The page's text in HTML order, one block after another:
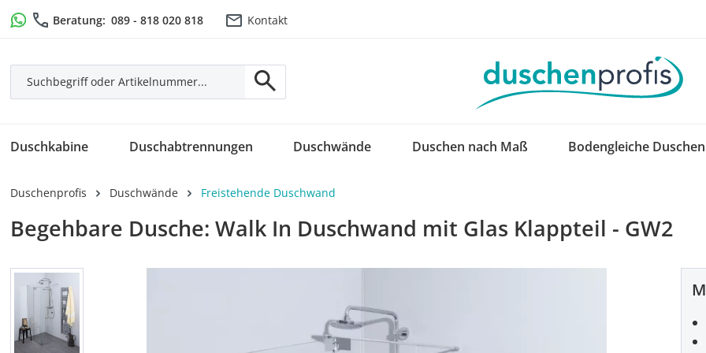
Hauptinhalt springen
Zur Suche springen
Zur Hauptnavigation springen
Beratung: 089 - 818 020 818 Kontakt
Duschkabine Duschabtrennungen Duschwände Duschen nach Maß Bodengleiche Duschen
Duschenprofis Duschwände Freistehende Duschwand
Begehbare Dusche: Walk In Duschwand mit Glas Klappteil - GW2
Bildergalerie überspringen